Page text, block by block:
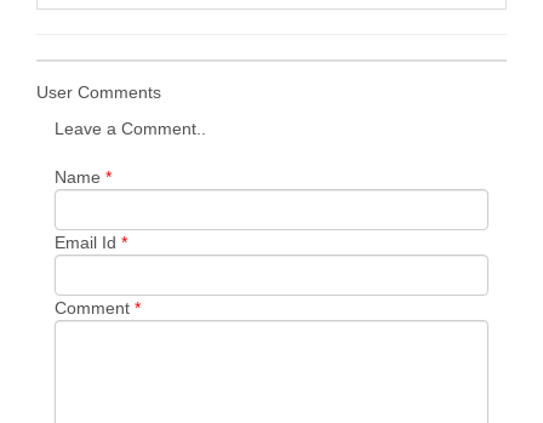
User Comments
Leave a Comment..
Name *
Email Id *
Comment *